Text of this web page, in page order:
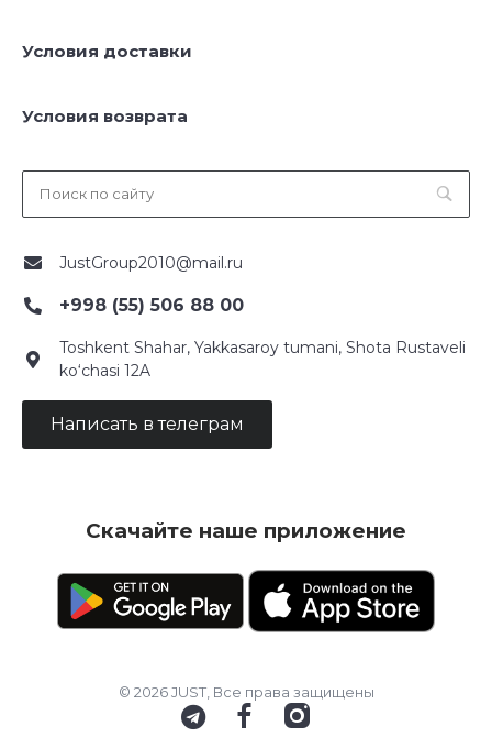
Условия доставки
Условия возврата
JustGroup2010@mail.ru
+998 (55) 506 88 00
Toshkent Shahar, Yakkasaroy tumani, Shota Rustaveli
ko‘chasi 12A
Написать в телеграм
Скачайте наше приложение
© 2026 JUST, Все права защищены